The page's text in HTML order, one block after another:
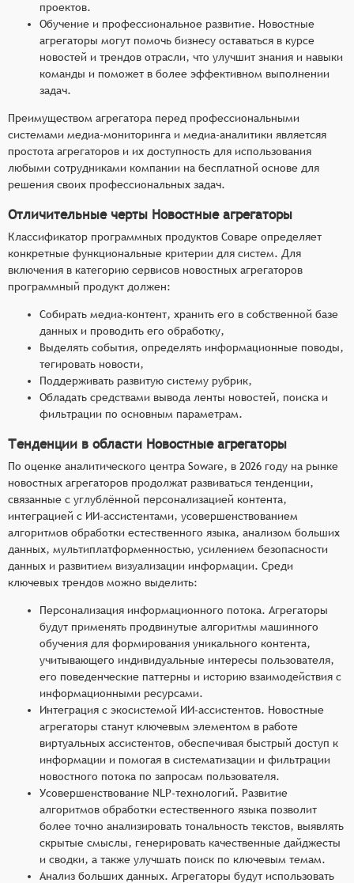
проектов.
Обучение и профессиональное развитие. Новостные
агрегаторы могут помочь бизнесу оставаться в курсе
новостей и трендов отрасли, что улучшит знания и навыки
команды и поможет в более эффективном выполнении
задач.
Преимуществом агрегатора перед профессиональными
системами медиа-мониторинга и медиа-аналитики являетсяя
простота агрегаторов и их доступность для использования
любыми сотрудниками компании на бесплатной основе для
решения своих профессиональных задач.
Отличительные черты Новостные агрегаторы
Классификатор программных продуктов Соваре определяет
конкретные функциональные критерии для систем. Для
включения в категорию сервисов новостных агрегаторов
программный продукт должен:
Собирать медиа-контент, хранить его в собственной базе
данных и проводить его обработку,
Выделять события, определять информационные поводы,
тегировать новости,
Поддерживать развитую систему рубрик,
Обладать средствами вывода ленты новостей, поиска и
фильтрации по основным параметрам.
Тенденции в области Новостные агрегаторы
По оценке аналитического центра Soware, в 2026 году на рынке
новостных агрегаторов продолжат развиваться тенденции,
связанные с углублённой персонализацией контента,
интеграцией с ИИ-ассистентами, усовершенствованием
алгоритмов обработки естественного языка, анализом больших
данных, мультиплатформенностью, усилением безопасности
данных и развитием визуализации информации. Среди
ключевых трендов можно выделить:
Персонализация информационного потока. Агрегаторы
будут применять продвинутые алгоритмы машинного
обучения для формирования уникального контента,
учитывающего индивидуальные интересы пользователя,
его поведенческие паттерны и историю взаимодействия с
информационными ресурсами.
Интеграция с экосистемой ИИ-ассистентов. Новостные
агрегаторы станут ключевым элементом в работе
виртуальных ассистентов, обеспечивая быстрый доступ к
информации и помогая в систематизации и фильтрации
новостного потока по запросам пользователя.
Усовершенствование NLP-технологий. Развитие
алгоритмов обработки естественного языка позволит
более точно анализировать тональность текстов, выявлять
скрытые смыслы, генерировать качественные дайджесты
и сводки, а также улучшать поиск по ключевым темам.
Анализ больших данных. Агрегаторы будут использовать